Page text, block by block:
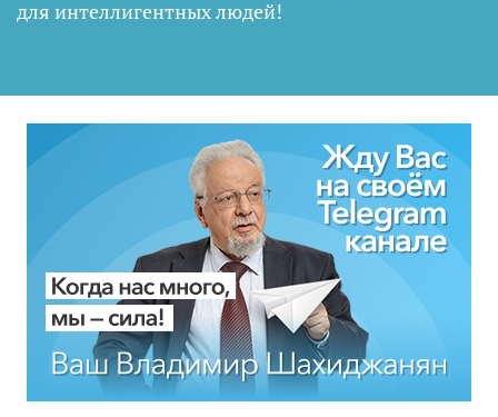
для интеллигентных людей!